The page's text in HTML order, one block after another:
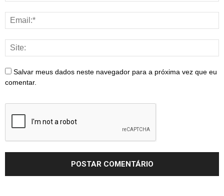
Salvar meus dados neste navegador para a próxima vez que eu
comentar.